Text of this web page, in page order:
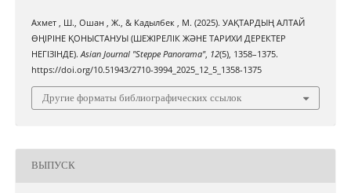
Ахмет , Ш., Ошан , Ж., & Кадылбек , М. (2025). УАҚТАРДЫҢ АЛТАЙ
ӨҢІРІНЕ ҚОНЫСТАНУЫ (ШЕЖІРЕЛІК ЖӘНЕ ТАРИХИ ДЕРЕКТЕР
НЕГІЗІНДЕ).Asian Journal "Steppe Panorama", 12(5), 1358–1375.
https://doi.org/10.51943/2710-3994_2025_12_5_1358-1375
Другие форматы библиографических ссылок
ВЫПУСК